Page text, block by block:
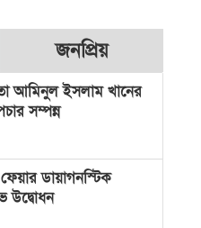
জনপ্রিয়
আমিনুল ইসলাম খানের
সম্পন্ন
ডায়াগনস্টিক
উদ্বোধন